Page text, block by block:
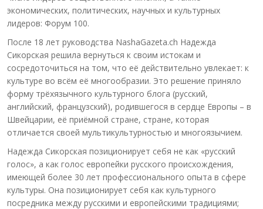
экономических, политических, научных и культурных
лидеров: Форум 100.
После 18 лет руководства NashaGazeta.ch Надежда
Сикорская решила вернуться к своим истокам и
сосредоточиться на том, что её действительно увлекает: к
культуре во всём её многообразии. Это решение приняло
форму трёхязычного культурного блога (русский,
английский, французский), родившегося в сердце Европы – в
Швейцарии, её приёмной стране, стране, которая
отличается своей мультикультурностью и многоязычием.
Надежда Сикорская позиционирует себя не как «русский
голос», а как голос европейки русского происхождения,
имеющей более 30 лет профессионального опыта в сфере
культуры. Она позиционирует себя как культурного
посредника между русскими и европейскими традициями;